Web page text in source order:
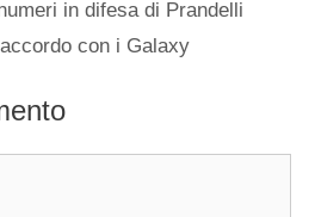
in difesa di Prandelli
con i Galaxy